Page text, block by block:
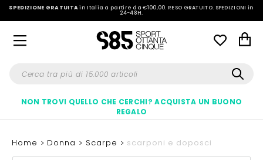
SPEDIZIONE GRATUITAin Italia a partire da €100,00.RESO GRATUITO. SPEDIZIONI in
24-48H.
NON TROVI QUELLO CHE CERCHI? ACQUISTA UN BUONO
REGALO
Home Donna Scarpe scarponi e doposci